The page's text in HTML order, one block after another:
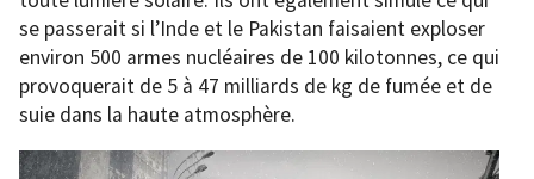
se passerait si l’Inde et le Pakistan faisaient exploser
environ 500 armes nucléaires de 100 kilotonnes, ce qui
provoquerait de 5 à 47 milliards de kg de fumée et de
suie dans la haute atmosphère.